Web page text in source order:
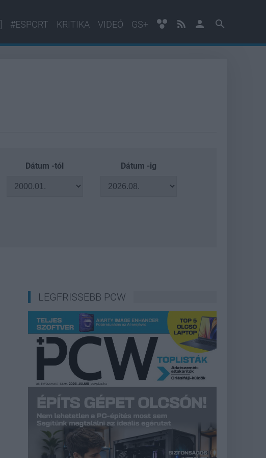
#ESPORT KRITIKA VIDEÓ GS+
Dátum -tól Dátum -ig
LEGFRISSEBB PCW